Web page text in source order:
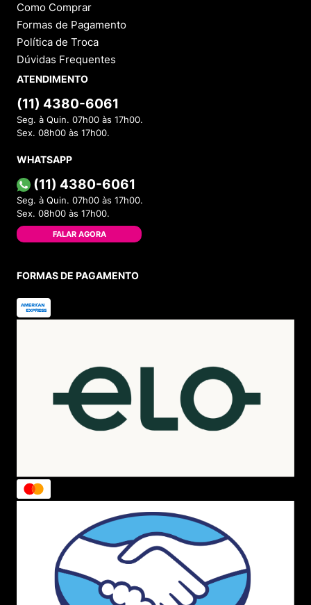
Como Comprar
Formas de Pagamento
Política de Troca
Dúvidas Frequentes
ATENDIMENTO
(11) 4380-6061
Seg. à Quin. 07h00 às 17h00.
Sex. 08h00 às 17h00.
WHATSAPP
(11) 4380-6061
Seg. à Quin. 07h00 às 17h00.
Sex. 08h00 às 17h00.
FALAR AGORA
FORMAS DE PAGAMENTO